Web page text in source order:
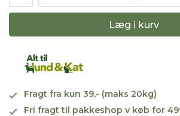
Læg i kurv
Fragt fra kun 39,- (maks 20kg)
Fri fragt til pakkeshop v køb for